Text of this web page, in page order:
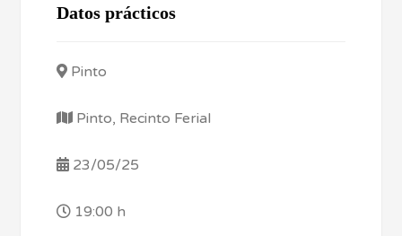
Datos prácticos
Pinto
Pinto, Recinto Ferial
23/05/25
19:00 h